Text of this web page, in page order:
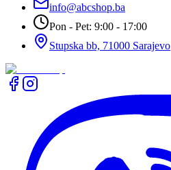
info@abcshop.ba
Pon - Pet: 9:00 - 17:00
Stupska bb, 71000 Sarajevo